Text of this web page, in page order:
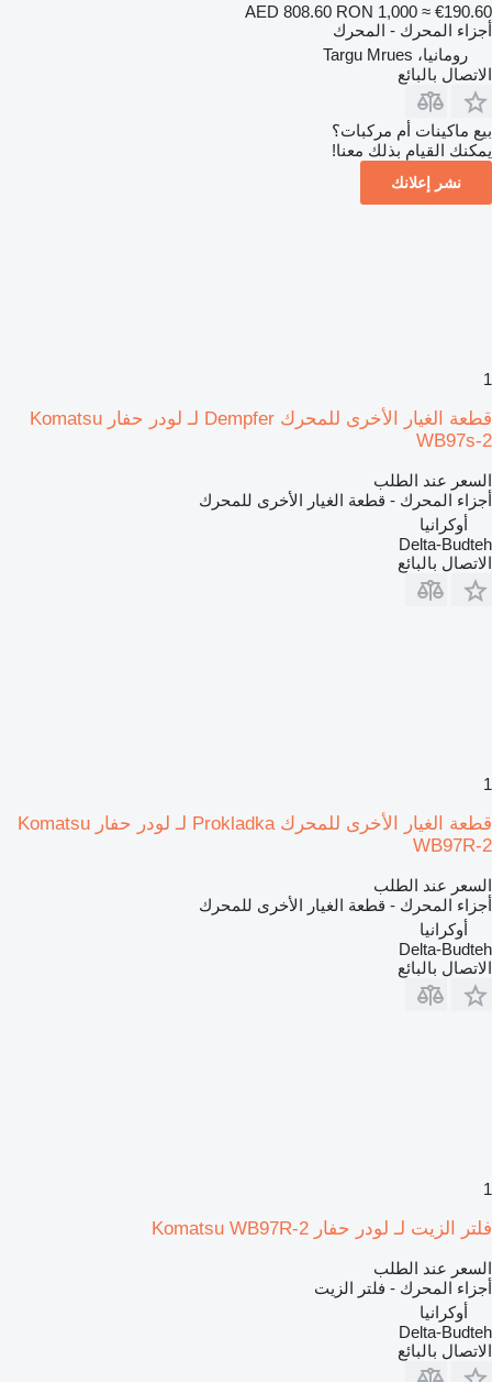
AED 808.60 RON 1,000 ≈ €190.60
أجزاء المحرك - المحرك
رومانيا، Targu Mrues
الاتصال بالبائع
بيع ماكينات أم مركبات؟
يمكنك القيام بذلك معنا!
نشر إعلانك
1
قطعة الغيار الأخرى للمحرك Dempfer لـ لودر حفار Komatsu
WB97s-2
السعر عند الطلب
أجزاء المحرك - قطعة الغيار الأخرى للمحرك
أوكرانيا
Delta-Budteh
الاتصال بالبائع
1
قطعة الغيار الأخرى للمحرك Prokladka لـ لودر حفار Komatsu
WB97R-2
السعر عند الطلب
أجزاء المحرك - قطعة الغيار الأخرى للمحرك
أوكرانيا
Delta-Budteh
الاتصال بالبائع
1
فلتر الزيت لـ لودر حفار Komatsu WB97R-2
السعر عند الطلب
أجزاء المحرك - فلتر الزيت
أوكرانيا
Delta-Budteh
الاتصال بالبائع